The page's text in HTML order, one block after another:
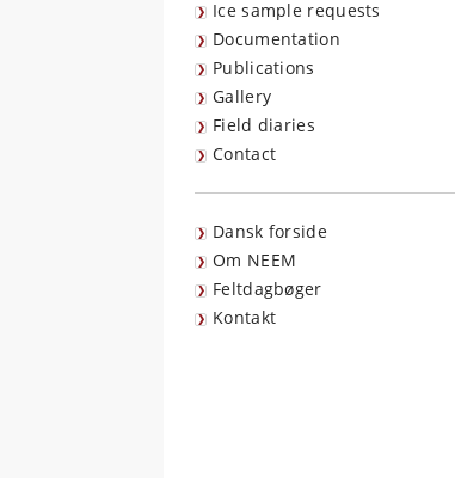
Ice sample requests
Documentation
Publications
Gallery
Field diaries
Contact
Dansk forside
Om NEEM
Feltdagbøger
Kontakt